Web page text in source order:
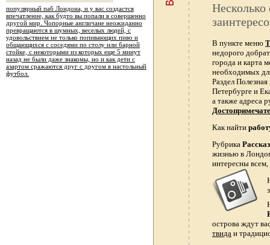
популярный паб Лондона, и у вас создастся
впечатление, как будто вы попали в совершенно
другой мир. Чопорные англичане неожиданно
превращаются в шумных, веселых людей, с
удовольствием не только попивающих пиво и
общающихся с соседями по столу или барной
стойке, с некоторыми из которых еще 5 минут
назад не были даже знакомы, но и как дети с
азартом сражаются друг с другом в настольный
футбол.
Несколько
В пункте меню
недорого
города и карта
необходимых
Раздел
Петербурге и
а также адреса
Как найти
Рубрика
жизнью в
интересны
острова ждут
твида и